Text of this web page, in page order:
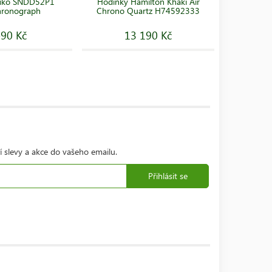
Kč
Chrono Quartz H74592333
13 190 Kč
a akce do vašeho emailu.
Přihlásit se